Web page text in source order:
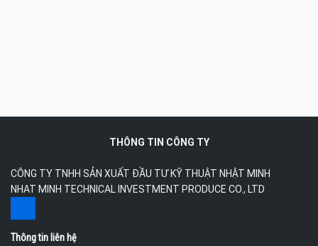
THÔNG TIN CÔNG TY
CÔNG TY TNHH SẢN XUẤT ĐẦU TƯ KỸ THUẬT NHẬT MINH
NHAT MINH TECHNICAL INVESTMENT PRODUCE CO., LTD
Thông tin liên hệ